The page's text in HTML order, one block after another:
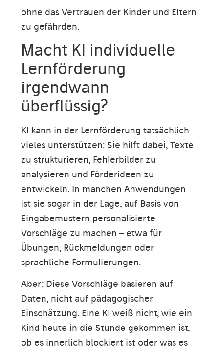
ohne das Vertrauen der Kinder und Eltern
zu gefährden.
Macht KI individuelle
Lernförderung
irgendwann
überflüssig?
KI kann in der Lernförderung tatsächlich
vieles unterstützen: Sie hilft dabei, Texte
zu strukturieren, Fehlerbilder zu
analysieren und Förderideen zu
entwickeln. In manchen Anwendungen
ist sie sogar in der Lage, auf Basis von
Eingabemustern personalisierte
Vorschläge zu machen – etwa für
Übungen, Rückmeldungen oder
sprachliche Formulierungen.
Aber: Diese Vorschläge basieren auf
Daten, nicht auf pädagogischer
Einschätzung. Eine KI weiß nicht, wie ein
Kind heute in die Stunde gekommen ist,
ob es innerlich blockiert ist oder was es